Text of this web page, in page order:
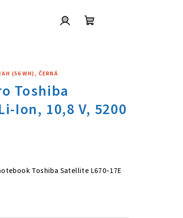
(56 WH), ČERNÁ
Toshiba Satellite
Toshiba Satellite L670-17E